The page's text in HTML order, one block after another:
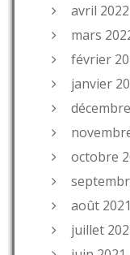
avril 2022
mars
février
janvier
octobre
août 2021
juillet